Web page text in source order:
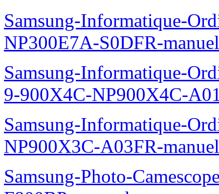
Samsung-Informatique-
NP300E7A-S0DFR-
Samsung-Informatique-
9-900X4C-NP900X4C-
Samsung-Informatique-
NP900X3C-A03FR-
Samsung-Photo-